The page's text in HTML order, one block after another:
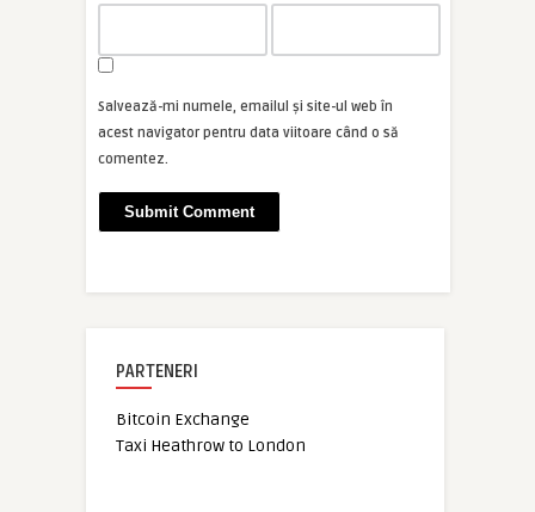
Salvează-mi numele, emailul și site-ul web în
acest navigator pentru data viitoare când o să
comentez.
PARTENERI
Bitcoin Exchange
Taxi Heathrow to London